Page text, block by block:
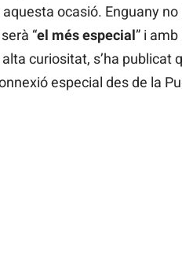
ocasió. Enguany
“el més especial” i
alta curiositat, s’ha
especial des de la